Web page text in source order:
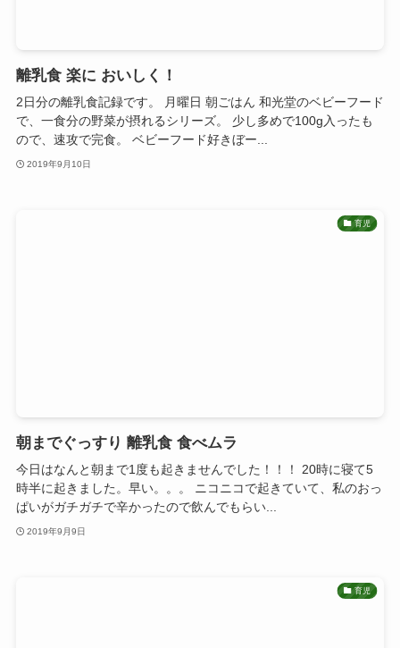
離乳食 楽に おいしく！
2日分の離乳食記録です。 月曜日 朝ごはん 和光堂のベビーフード
で、一食分の野菜が摂れるシリーズ。 少し多めで100g入ったも
ので、速攻で完食。 ベビーフード好きぼー...
2019年9月10日
育児
朝までぐっすり 離乳食 食べムラ
今日はなんと朝まで1度も起きませんでした！！！ 20時に寝て5
時半に起きました。早い。。。 ニコニコで起きていて、私のおっ
ぱいがガチガチで辛かったので飲んでもらい...
2019年9月9日
育児